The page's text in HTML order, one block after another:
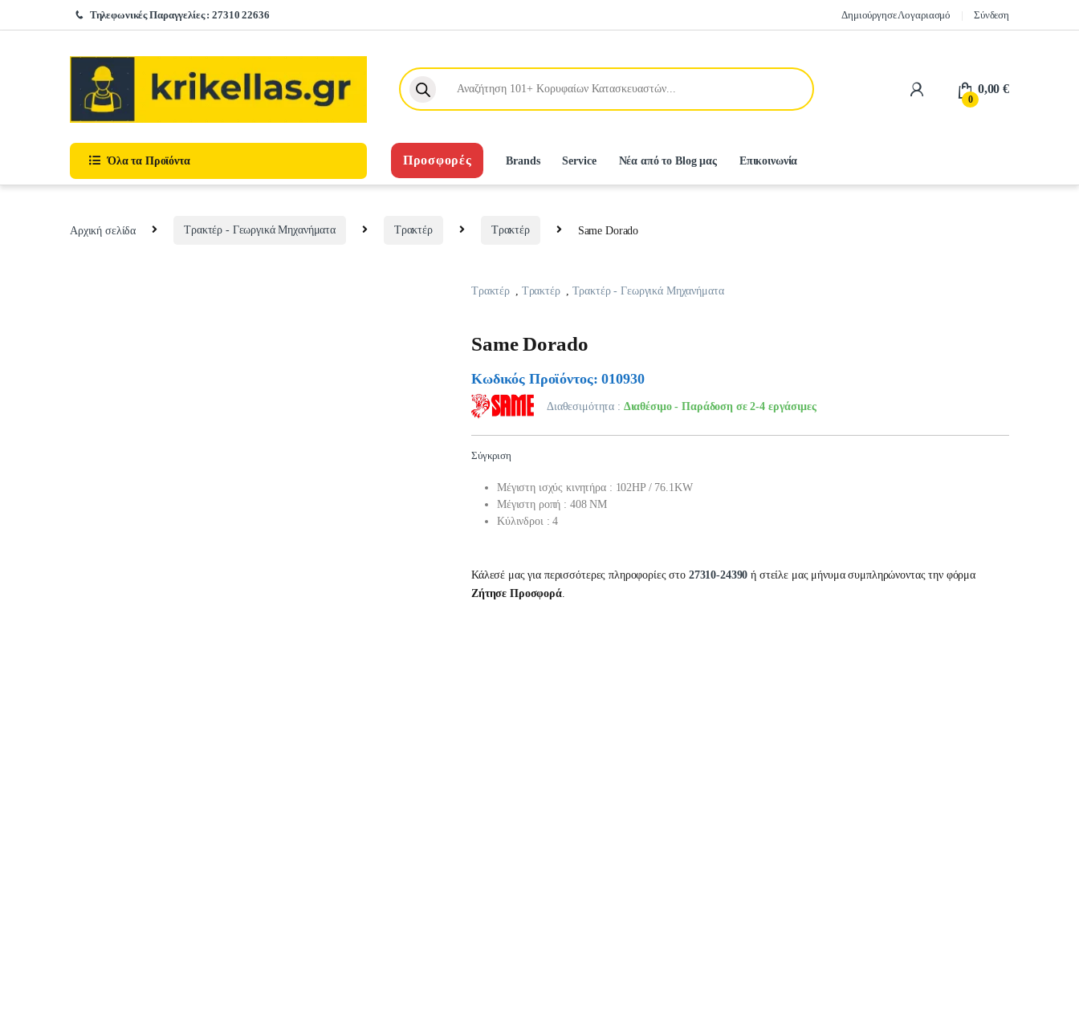
Skip to navigation
Τηλεφωνικές Παραγγελίες : 27310 22636 Δημιούργησε Λογαριασμό Σύνδεση
Products search
0
0,00€
Όλα τα Προϊόντα Προσφορές Brands Service Νέα από το Blog μας Επικοινωνία
Αρχική σελίδα Τρακτέρ - Γεωργικά Μηχανήματα Τρακτέρ Τρακτέρ Same Dorado
Τρακτέρ , Τρακτέρ , Τρακτέρ - Γεωργικά Μηχανήματα
Same Dorado
Κωδικός Προϊόντος: 010930
Διαθεσιμότητα : Διαθέσιμο - Παράδοση σε 2-4 εργάσιμες
Σύγκριση
Μέγιστη ισχύς κινητήρα : 102HP / 76.1KW
Μέγιστη ροπή : 408 NM
Κύλινδροι : 4
Κάλεσέ μας για περισσότερες πληροφορίες στο 27310-24390 ή στείλε μας μήνυμα συμπληρώνοντας την φόρμα
Ζήτησε Προσφορά.